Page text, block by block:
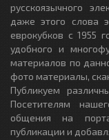
русскоязычного
даже этого слова
еврокубков с 1955
удобного и
материалов по
фото материалы,
Публикуем
Посетителям
общения на
публикации и